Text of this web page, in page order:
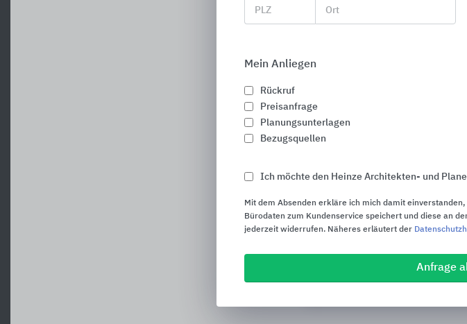
Möbel- und Innenausbau
PLZ Ort
Mein Anliegen
Rückruf
Preisanfrage
Planungsunterlagen
Bezugsquellen
Ich möchte den Heinze Architekten- und
Mit dem Absenden erkläre ich mich damit
Bürodaten zum Kundenservice speichert und diese an
jederzeit widerrufen. Näheres erläutert der
Anfrage